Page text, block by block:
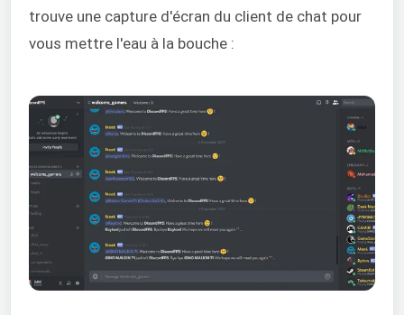
trouve une capture d'écran du client de chat pour
vous mettre l'eau à la bouche :